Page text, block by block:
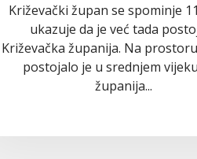
Križevački župan se spominje
ukazuje da je već tada
Križevačka županija. Na
postojalo je u srednjem
županija...